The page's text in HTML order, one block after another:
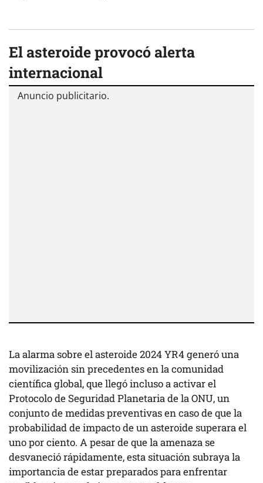
El asteroide provocó alerta
internacional
La alarma sobre el asteroide 2024 YR4 generó una
movilización sin precedentes en la comunidad
científica global, que llegó incluso a activar el
Protocolo de Seguridad Planetaria de la ONU, un
conjunto de medidas preventivas en caso de que la
probabilidad de impacto de un asteroide superara el
uno por ciento. A pesar de que la amenaza se
desvaneció rápidamente, esta situación subraya la
importancia de estar preparados para enfrentar